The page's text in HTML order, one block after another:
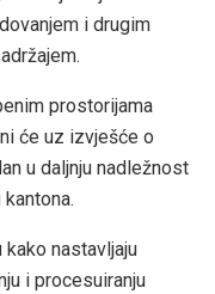
i drugim
prostorijama
će uz izvješće o
u daljnju nadležnost
kako nastavljaju
i procesuiranju